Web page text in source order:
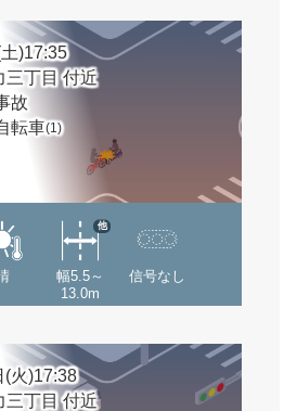
)17:35
三丁目 付近
故
転車(1)
幅5.5～
13.0m
他
信号なし
(火)17:38
三丁目 付近